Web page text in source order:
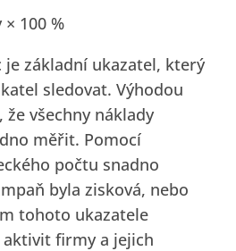
100 %
základní ukazatel, který
sledovat. Výhodou
všechny náklady
měřit. Pomocí
počtu snadno
byla zisková, nebo
tohoto ukazatele
firmy a jejich